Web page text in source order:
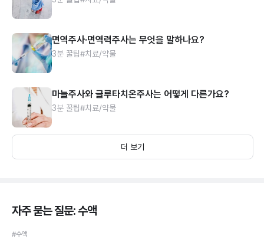
면역주사·면역력주사는 무엇을 말하나요?
3분 꿀팁#치료/약물
마늘주사와 글루타치온주사는 어떻게 다른가요?
3분 꿀팁#치료/약물
더 보기
자주 묻는 질문: 수액
#수액